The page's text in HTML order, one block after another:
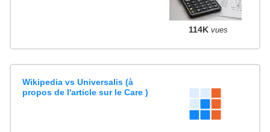
114K vues
Wikipedia vs Universalis (à
propos de l'article sur le Care )